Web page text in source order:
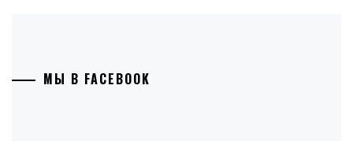
МЫ В FACEBOOK